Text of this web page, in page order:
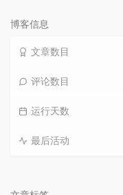
博客信息
文章数目
评论数目
运行天数
最后活动